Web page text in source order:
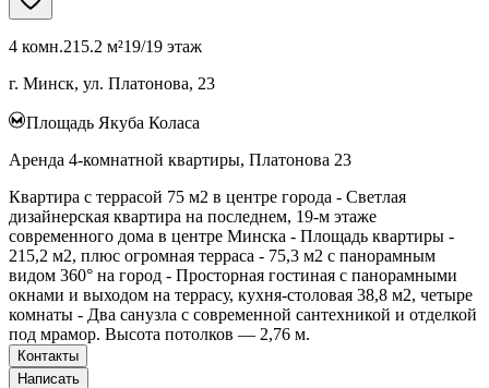
4 комн.215.2 м²19/19 этаж
г. Минск, ул. Платонова, 23
Площадь Якуба Коласа
Аренда 4-комнатной квартиры, Платонова 23
Квартира с террасой 75 м2 в центре города - Светлая
дизайнерская квартира на последнем, 19-м этаже
современного дома в центре Минска - Площадь квартиры -
215,2 м2, плюс огромная терраса - 75,3 м2 с панорамным
видом 360° на город - Просторная гостиная с панорамными
окнами и выходом на террасу, кухня-столовая 38,8 м2, четыре
комнаты - Два санузла с современной сантехникой и отделкой
под мрамор. Высота потолков — 2,76 м.
Контакты
Написать